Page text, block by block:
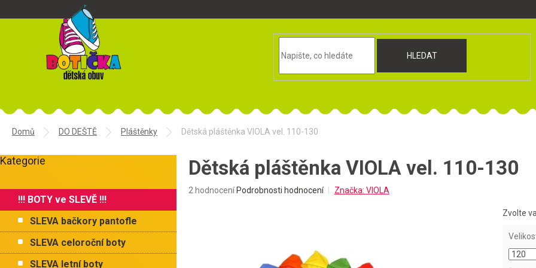
HLEDAT
Domů DO DEŠTĚ Pláštěnky Dětská pláštěnka VIOLA vel. 110-130
o
t
n
í
Přeskočit
Kategorie
!!! BOTY ve SLEVĚ !!!
SLEVA bačkory pantofle
SLEVA celoroční boty
SLEVA letní boty
Dětská pláštěnka VIOLA vel. 110-130
Průměrné
2 hodnocení Podrobnosti hodnocení Značka: VIOLA
Zvolte